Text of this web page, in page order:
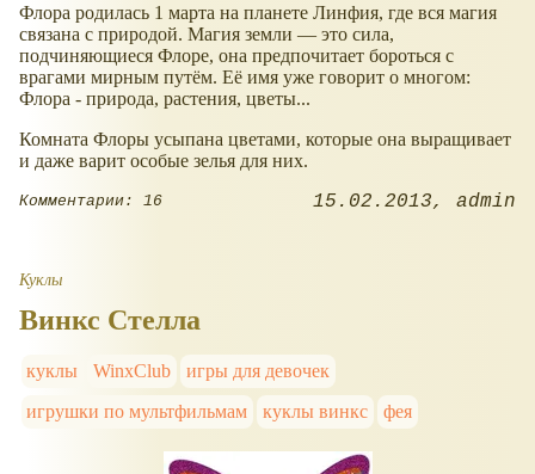
Флора родилась 1 марта на планете Линфия, где вся магия
связана с природой. Магия земли — это сила,
подчиняющиеся Флоре, она предпочитает бороться с
врагами мирным путём. Её имя уже говорит о многом:
Флора - природа, растения, цветы...
Комната Флоры усыпана цветами, которые она выращивает
и даже варит особые зелья для них.
Комментарии: 16 15.02.2013 admin
Куклы
Винкс Стелла
куклы WinxClub
игры для девочек
игрушки по мультфильмам
куклы винкс фея